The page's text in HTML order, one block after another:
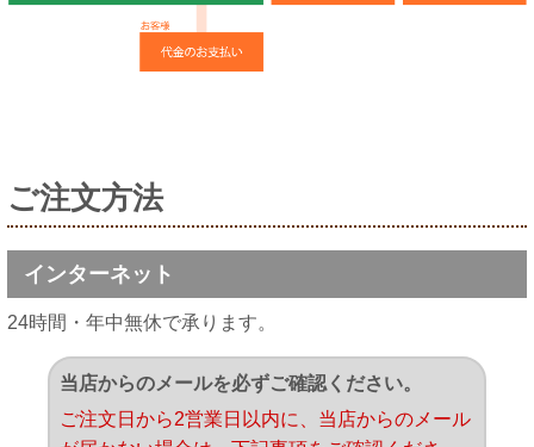
ご注文方法
インターネット
24時間・年中無休で承ります。
当店からのメールを必ずご確認ください。
ご注文日から2営業日以内に、当店からのメール